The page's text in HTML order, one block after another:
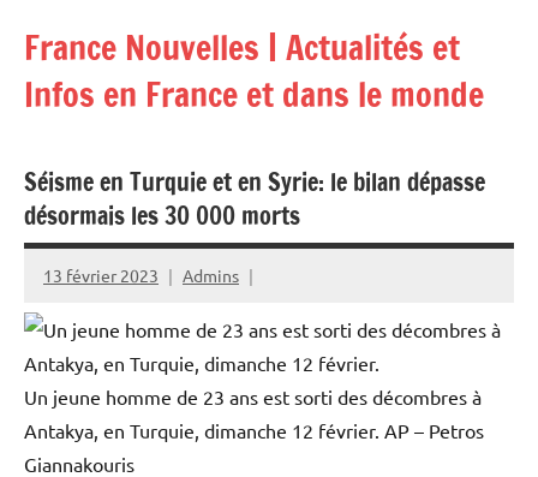
contenu
France Nouvelles | Actualités et
Infos en France et dans le monde
Séisme en Turquie et en Syrie: le bilan dépasse
désormais les 30 000 morts
13 février 2023 Admins
Un jeune homme de 23 ans est sorti des décombres à
Antakya, en Turquie, dimanche 12 février. AP – Petros
Giannakouris